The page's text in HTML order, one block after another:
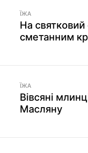
ЇЖА
На святковий
сметанним
ЇЖА
Вівсяні
Масляну